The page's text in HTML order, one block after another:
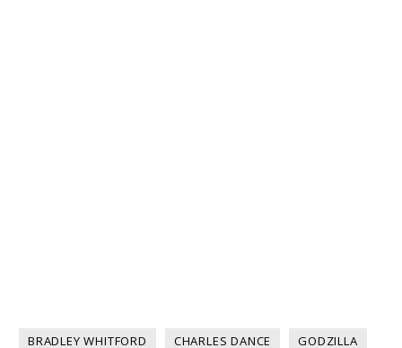
BRADLEY WHITFORD CHARLES DANCE GODZILLA